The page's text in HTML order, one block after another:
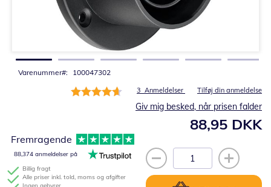
Varenummer 100047302
Bedømmelse:
3 Anmeldelser Tilføj din anmeldelse
88,95 DKK
Giv mig besked, når prisen falder
Billig fragt
Alle priser inkl. told, moms og afgifter
Fremragende
88,374 anmeldelser på
billedgalleriet